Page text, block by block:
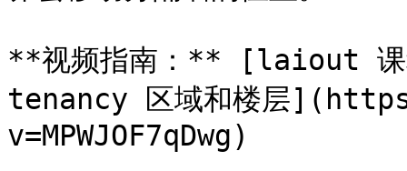
**视频指南：** [laiout
tenancy 区域和楼层
v=MPWJOF7qDwg)